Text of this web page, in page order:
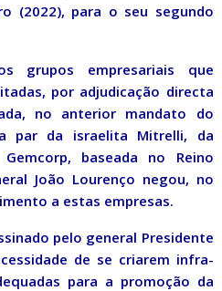
(2022), para o seu segundo
grupos empresariais que
por adjudicação directa
no anterior mandato do
par da israelita Mitrelli, da
baseada no Reino
João Lourenço negou, no
a estas empresas.
pelo general Presidente
de se criarem infra-
para a promoção da